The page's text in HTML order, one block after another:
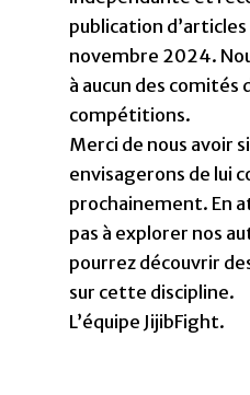
publication d’articles
novembre 2024.
à aucun des comités
compétitions.
Merci de nous avoir
envisagerons de lui
prochainement. En
pas à explorer nos
pourrez découvrir
sur cette discipline.
L’équipe JijibFight.